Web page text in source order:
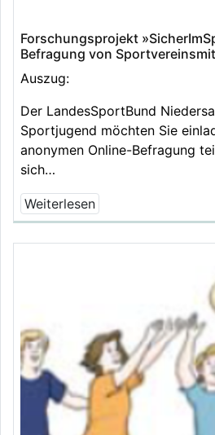
Forschungsprojekt
Befragung von
Auszug:
Der LandesSportBund
Sportjugend möchten Sie
anonymen Online-Befragung
sich…
Weiterlesen